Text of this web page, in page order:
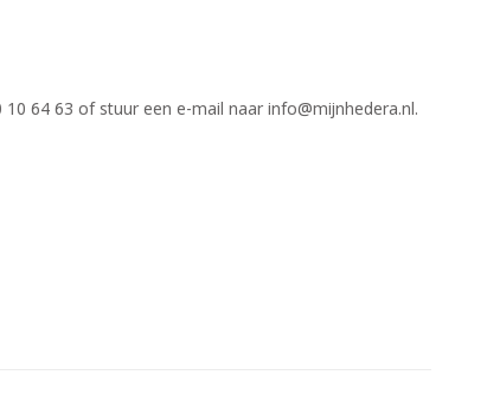
64 63 of stuur een e-mail naar info@mijnhedera.nl.